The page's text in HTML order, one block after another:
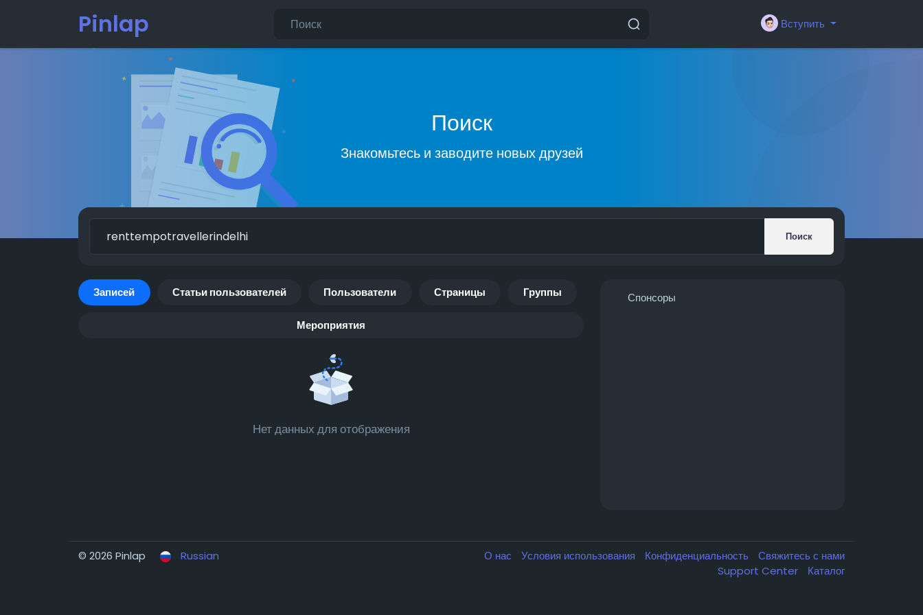
Pinlap Вступить
Поиск
Знакомьтесь и заводите новых друзей
Поиск
Записей Статьи пользователей Пользователи Страницы Группы
Мероприятия
Нет данных для отображения
Спонсоры
© 2026 Pinlap Russian О нас Условия использования Конфиденциальность
Свяжитесь с нами
Support Center
Каталог